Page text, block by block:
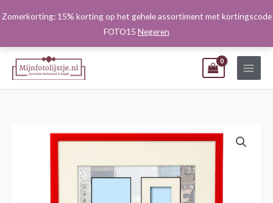
Zomerkorting: 15% korting op het gehele assortiment met kortingscode
FOTO15 Negeren
naar